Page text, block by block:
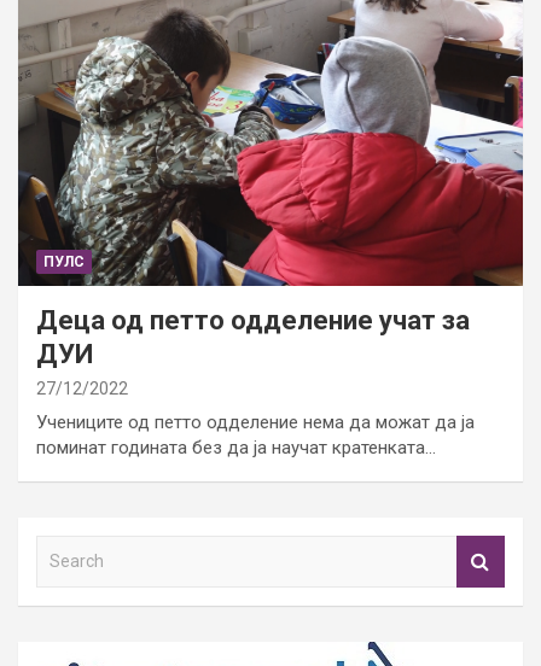
ПУЛС
Деца од петто одделение учат за
ДУИ
27/12/2022
Учениците од петто одделение нема да можат да ја
поминат годината без да ја научат кратенката…